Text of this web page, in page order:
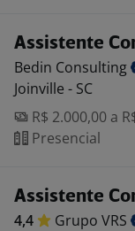
Assistente
Bedin Consulting
Joinville - SC
R$ 2.000,00 a
Presencial
Assistente
4,4 Grupo VRS